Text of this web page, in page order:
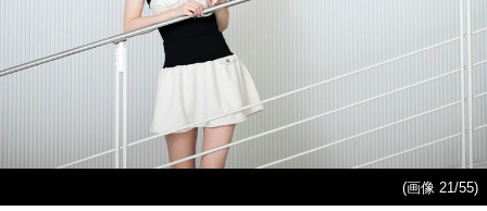
(画像 21/55)